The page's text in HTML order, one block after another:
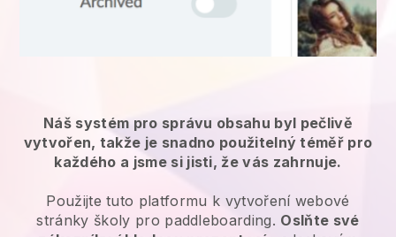
Náš systém pro správu obsahu byl pečlivě
vytvořen, takže je snadno použitelný téměř pro
každého a jsme si jisti, že vás zahrnuje.
Použijte tuto platformu k vytvoření webové
stránky školy pro paddleboarding. Oslňte své